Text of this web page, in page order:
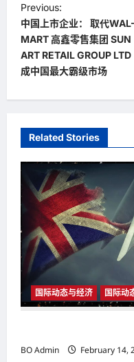
P
o
s
t
n
i
g
a
i
o
n
Previous:
中国上市企业： 取代WAL-
MART 高鑫零售集团 SUN
ART RETAIL GROUP LTD
成中国最大霸级市场
Related Stories
国际动态与经济 国际动
BO Admin February 14,